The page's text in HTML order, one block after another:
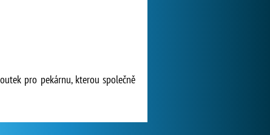
pro pekárnu, kterou společně